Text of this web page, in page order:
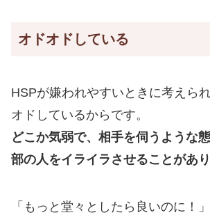
オドオドしている
HSPが嫌われやすいときに考えら
オドしているからです。
どこか気弱で、相手を伺うような
部の人をイライラさせることがあり
「もっと堂々としたら良いのに！